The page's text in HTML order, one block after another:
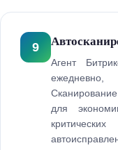
9
Агент
для